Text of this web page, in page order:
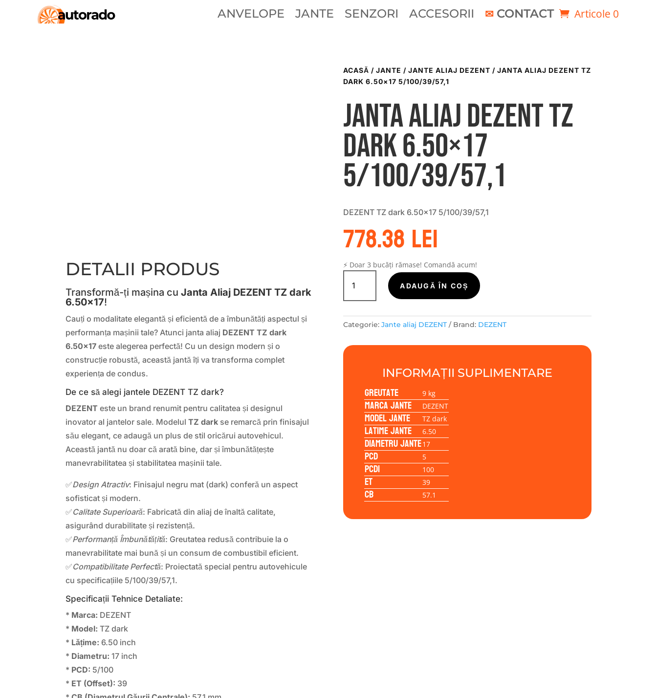
ANVELOPE JANTE SENZORI ACCESORII CONTACT Articole 0
DETALII PRODUS
Transformă-ți mașina cuJanta Aliaj DEZENT TZ dark
6.50×17!
Cauți o modalitate elegantă și eficientă de a îmbunătăți aspectul și
performanța mașinii tale? Atunci janta aliaj DEZENT TZ dark
6.50×17 este alegerea perfectă! Cu un design modern și o
construcție robustă, această jantă îți va transforma complet
experiența de condus.
De ce să alegi jantele DEZENT TZ dark?
DEZENT este un brand renumit pentru calitatea și designul
inovator al jantelor sale. ModelulTZ dark se remarcă prin finisajul
său elegant, ce adaugă un plus de stil oricărui autovehicul.
Această jantă nu doar că arată bine, dar și îmbunătățește
manevrabilitatea și stabilitatea mașinii tale.
✅Design Atractiv: Finisajul negru mat (dark) conferă un aspect
sofisticat și modern.
✅Calitate Superioară: Fabricată din aliaj de înaltă calitate,
asigurând durabilitate și rezistență.
✅Performanță Îmbunătățită: Greutatea redusă contribuie la o
manevrabilitate mai bună și un consum de combustibil eficient.
✅Compatibilitate Perfectă: Proiectată special pentru autovehicule
cu specificațiile 5/100/39/57,1.
Specificații Tehnice Detaliate:
* Marca: DEZENT
* Model: TZ dark
* Lățime: 6.50 inch
* Diametru: 17 inch
* PCD: 5/100
* ET (Offset): 39
ACASĂ / JANTE / JANTE ALIAJ DEZENT / JANTA ALIAJ DEZENT TZ
DARK 6.50×17 5/100/39/57,1
Janta aliaj DEZENT TZ
dark 6.50×17
5/100/39/57,1
DEZENT TZ dark 6.50×17 5/100/39/57,1
778.38lei
⚡ Doar 3 bucăți rămase! Comandă acum!
Cantitate
Janta
aliaj
TZ
dark
6.50x17
5/100/39/57,1
ADAUGĂ ÎN COȘ
Categorie: Jante aliaj DEZENT Brand: DEZENT
INFORMAȚII SUPLIMENTARE
Greutate 9 kg
Marca jante DEZENT
Model jante TZ dark
Latime jante 6.50
Diametru jante17
PCD 5
PCD1 100
ET 39
CB 57.1